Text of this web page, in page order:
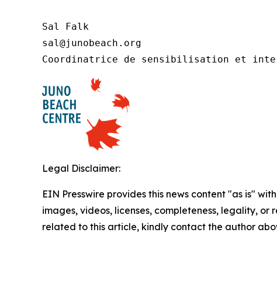
Sal Falk
sal@junobeach.org
Coordinatrice de sensibilisation et
Legal Disclaimer:
EIN Presswire provides this news content "as is"
images, videos, licenses, completeness, legality,
related to this article, kindly contact the author